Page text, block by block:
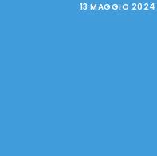
13 MAGGIO 2024